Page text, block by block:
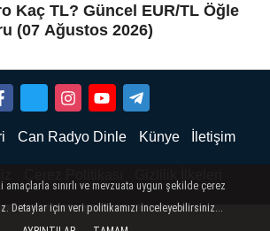
Kaç TL? Güncel EUR/TL Öğle
(07 Ağustos 2026)
Can Radyo Dinle Künye İletişim
sınırlı ve mevzuata uygun şekilde çerez
Detaylar için veri politikamızı inceleyebilirsiniz...